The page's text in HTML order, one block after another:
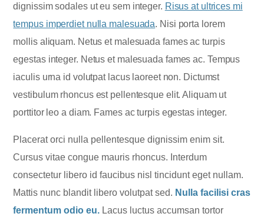
dignissim sodales ut eu sem integer. Risus at ultrices mi
tempus imperdiet nulla malesuada. Nisi porta lorem
mollis aliquam. Netus et malesuada fames ac turpis
egestas integer. Netus et malesuada fames ac. Tempus
iaculis urna id volutpat lacus laoreet non. Dictumst
vestibulum rhoncus est pellentesque elit. Aliquam ut
porttitor leo a diam. Fames ac turpis egestas integer.
Placerat orci nulla pellentesque dignissim enim sit.
Cursus vitae congue mauris rhoncus. Interdum
consectetur libero id faucibus nisl tincidunt eget nullam.
Mattis nunc blandit libero volutpat sed. Nulla facilisi cras
fermentum odio eu. Lacus luctus accumsan tortor